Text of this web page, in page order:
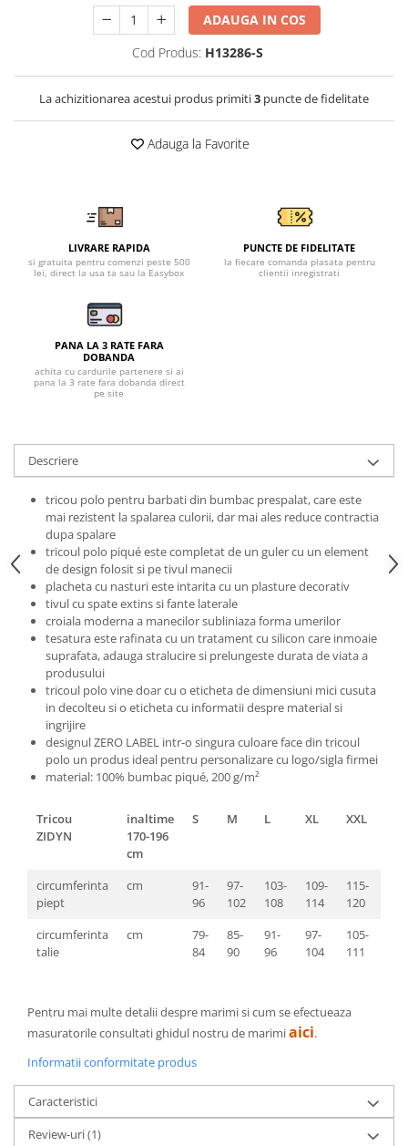
Combinezoane de lucru
impermeabile
Costume de ploaie impermeabile
Jachete / Bluze salopeta
Veste de lucru
Manecute
Sorturi impermeabile
Pentru sudura
Jachete pentru sudura
Pentru copii
Veste de lucru
Pentru femei
Bluze pentru femei
Fleece-uri
Halate
Jachete / Bluze salopeta
Pantaloni de lucru cu pieptar
Pantaloni de lucru in talie
Tricouri polo
Veste de lucru
ADAUGA IN COS
Cod Produs: H13286-S
La achizitionarea acestui produs primiti3 puncte de fidelitate
Adauga la Favorite
LIVRARE RAPIDA
si gratuita pentru comenzi peste 500
lei, direct la usa ta sau la Easybox
PUNCTE DE FIDELITATE
la fiecare comanda plasata pentru
clientii inregistrati
PANA LA 3 RATE FARA
DOBANDA
achita cu cardurile partenere si ai
pana la 3 rate fara dobanda direct
pe site
Descriere
tricou polo pentru barbati din bumbac prespalat, care este
mai rezistent la spalarea culorii, dar mai ales reduce contractia
dupa spalare
tricoul polo piqué este completat de un guler cu un element
de design folosit si pe tivul manecii
placheta cu nasturi este intarita cu un plasture decorativ
tivul cu spate extins si fante laterale
croiala moderna a manecilor subliniaza forma umerilor
tesatura este rafinata cu un tratament cu silicon care inmoaie
suprafata, adauga stralucire si prelungeste durata de viata a
produsului
tricoul polo vine doar cu o eticheta de dimensiuni mici cusuta
in decolteu si o eticheta cu informatii despre material si
ingrijire
designul ZERO LABEL intr-o singura culoare face din tricoul
polo un produs ideal pentru personalizare cu logo/sigla firmei
material: 100% bumbac piqué, 200 g/m²
Tricou
ZIDYN
inaltime
170-196
cm
S M L XL XXL
circumferinta
piept
cm
91-
96
97-
102
103-
108
109-
114
115-
120
circumferinta
talie
cm
79-
84
85-
90
91-
96
97-
104
105-
111
Pentru mai multe detalii despre marimi si cum se efectueaza
masuratorile consultati ghidul nostru de marimiaici.
Informatii conformitate produs
Caracteristici
Review-uri(1)